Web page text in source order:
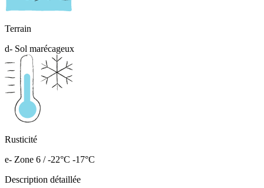
Terrain
d- Sol marécageux
Rusticité
e- Zone 6 / -22°C -17°C
Description détaillée